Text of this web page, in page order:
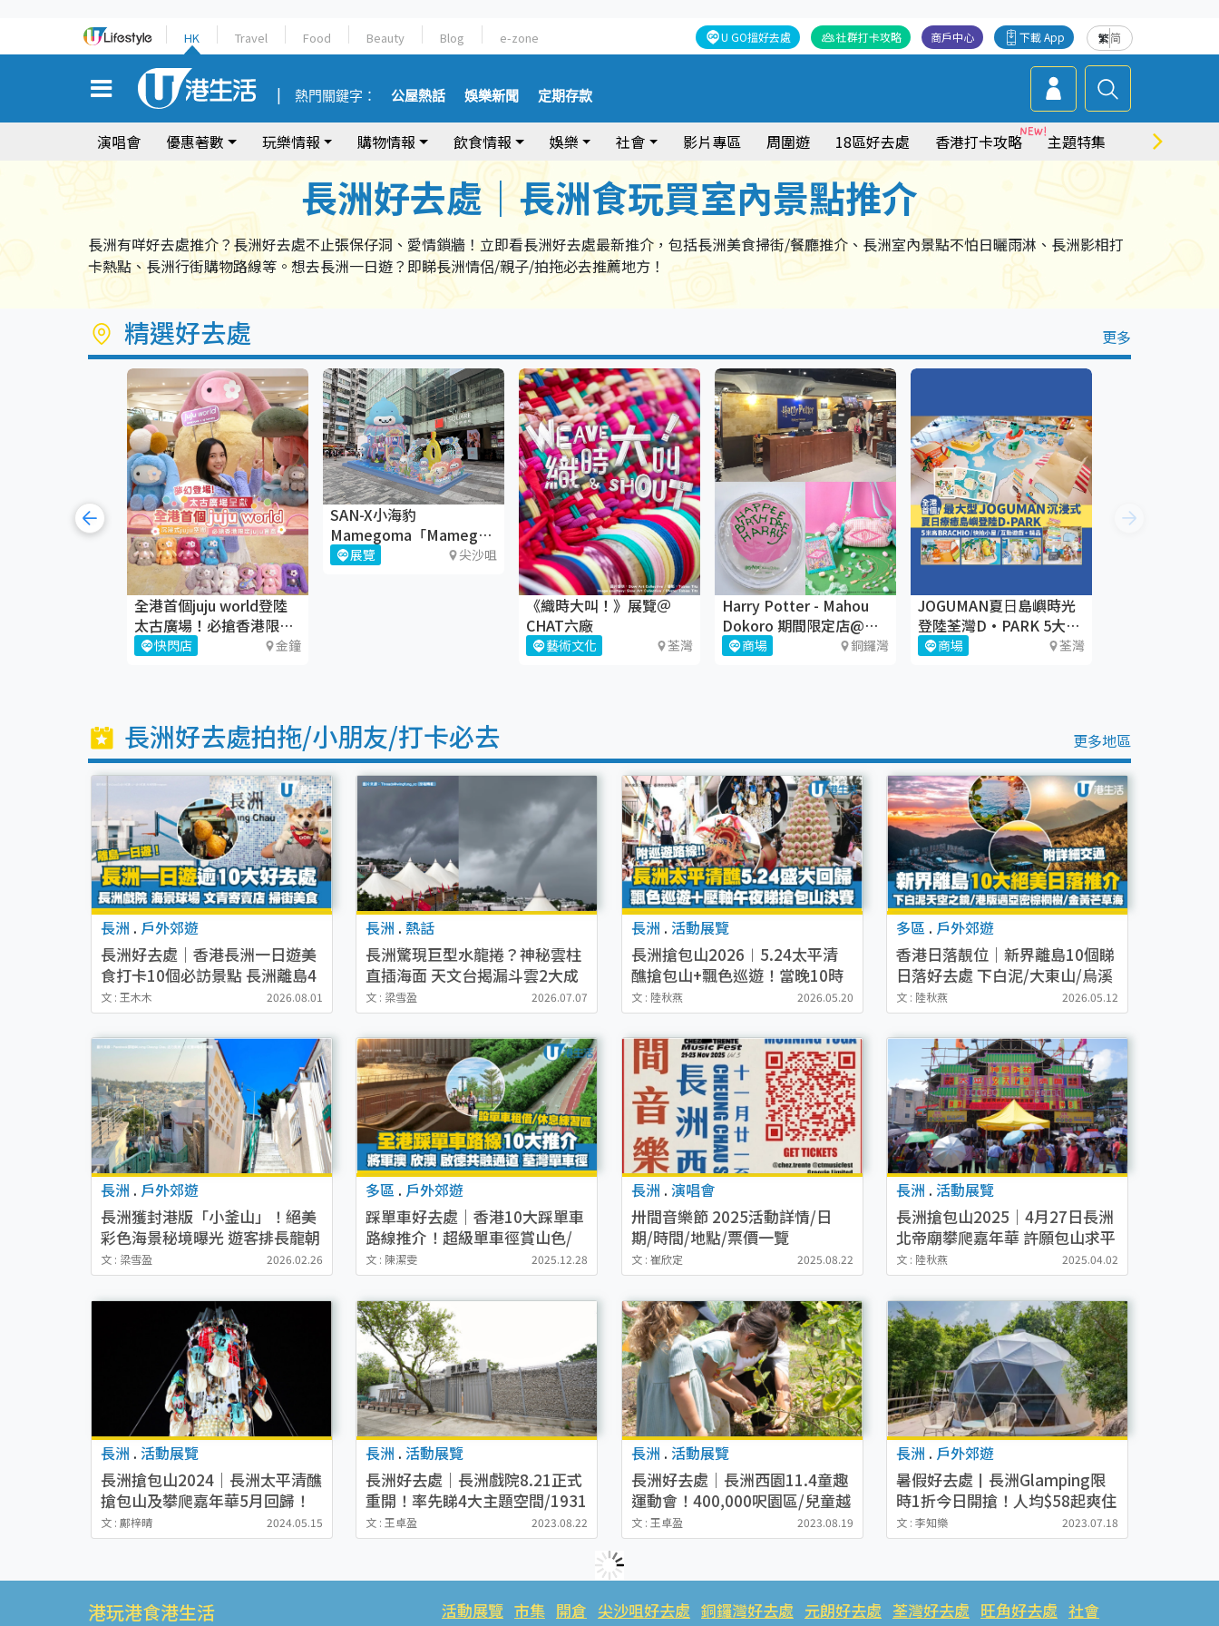
HK Travel Food Beauty Blog e-zone 繁简
下載 App
商戶中心
社群打卡攻略
U GO搵好去處
熱門關鍵字： 公屋熱話 娛樂新聞 定期存款
演唱會 優惠著數 玩樂情報 購物情報 飲食情報 娛樂 社會 影片專區 周圍遊 18區好去處 香港打卡攻略 主題特集 商場情報
長洲好去處｜長洲食玩買室內景點推介
長洲有咩好去處推介？長洲好去處不止張保仔洞、愛情鎖牆！立即看長洲好去處最新推介，包括長洲美食掃街/餐廳推介、長洲室內景點不怕日曬雨淋、長洲影相打
卡熱點、長洲行街購物路線等。想去長洲一日遊？即睇長洲情侶/親子/拍拖必去推薦地方！
精選好去處 更多
全港首個juju world登陸
太古廣場！必搶香港限定
juju盲盒
快閃店 金鐘
SAN-X小海豹
Mamegoma「Mamegoma
仲夏萌寶奇幻之旅」＠
展覽 尖沙咀
《織時大叫！》展覽＠
CHAT六廠
藝術文化 荃灣
Harry Potter - Mahou
Dokoro 期間限定店@銅
鑼灣希慎廣場
商場 銅鑼灣
JOGUMAN夏⽇島嶼時光
登陸荃灣D·PARK 5大療
癒體驗區+期間限定店
商場 荃灣
長洲好去處拍拖/小朋友/打卡必去 更多地區
長洲 . 戶外郊遊
長洲好去處｜香港長洲一日遊美
食打卡10個必訪景點 長洲離島4
大遊玩區域各具魅力
文 : 王木木 2026.08.01
長洲 .熱話
長洲驚現巨型水龍捲？神秘雲柱
直插海面 天文台揭漏斗雲2大成
因
文 : 梁雪盈 2026.07.07
長洲 . 活動展覽
長洲搶包山2026︱5.24太平清
醮搶包山+飄色巡遊！當晚10時
免費派入場券（附交通/派飛安
排）
文 : 陸秋燕 2026.05.20
多區 . 戶外郊遊
香港日落靚位｜新界離島10個睇
日落好去處 下白泥/大東山/烏溪
沙/坪洲 附日落時間、交通方式
文 : 陸秋燕 2026.05.12
長洲 . 戶外郊遊
長洲獲封港版「小釜山」！絕美
彩色海景秘境曝光 遊客排長龍朝
聖附路線教學
文 : 梁雪盈 2026.02.26
多區 . 戶外郊遊
踩單車好去處｜香港10大踩單車
路線推介！超級單車徑賞山色/
啟德共融通道
文 : 陳潔雯 2025.12.28
長洲 . 演唱會
卅間音樂節 2025活動詳情/日
期/時間/地點/票價一覽
文 : 崔欣定 2025.08.22
長洲 . 活動展覽
長洲搶包山2025｜4月27日長洲
北帝廟攀爬嘉年華 許願包山求平
安、欣賞攀包山團隊賽
文 : 陸秋燕 2025.04.02
長洲 . 活動展覽
長洲搶包山2024｜長洲太平清醮
搶包山及攀爬嘉年華5月回歸！
（附報名方式、比賽詳情、時間
表一覽）
文 : 鄺梓晴 2024.05.15
長洲 . 活動展覽
長洲好去處｜長洲戲院8.21正式
重開！率先睇4大主題空間/1931
影棚+銀幕大笪地
文 : 王卓盈 2023.08.22
長洲 . 活動展覽
長洲好去處｜長洲西園11.4童趣
運動會！400,000呎園區/兒童越
野賽道+高爾夫體驗(附時間/日
期/活動詳情)
文 : 王卓盈 2023.08.19
長洲 . 戶外郊遊
暑假好去處丨長洲Glamping限
時1折今日開搶！人均$58起爽住
冷氣營觀星/BBQ/餵羊仔+包早
餐
文 : 李知樂 2023.07.18
港玩港食港生活 活動展覽 市集 開倉 尖沙咀好去處 銅鑼灣好去處 元朗好去處 荃灣好去處 旺角好去處 社會